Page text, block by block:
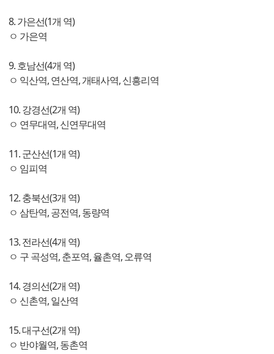
8. 가은선(1개 역)
ㅇ 가은역
9. 호남선(4개 역)
ㅇ 익산역, 연산역, 개태사역, 신흥리역
10. 강경선(2개 역)
ㅇ 연무대역, 신연무대역
11. 군산선(1개 역)
ㅇ 임피역
12. 충북선(3개 역)
ㅇ 삼탄역, 공전역, 동량역
13. 전라선(4개 역)
ㅇ 구 곡성역, 춘포역, 율촌역, 오류역
14. 경의선(2개 역)
ㅇ 신촌역, 일산역
15. 대구선(2개 역)
ㅇ 반야월역, 동촌역